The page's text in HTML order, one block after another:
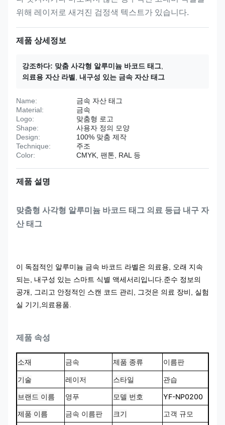
위해 레이저로 새겨진 검정색 텍스트가 있습니다.
제품 상세정보
강조하다: 맞춤 사각형 알루미늄 바코드 태그
의료용 자산 라벨
내구성 있는 금속 자산 태그
Name:
금속 자산 태그
Material:
금속
Logo:
맞춤형 로고
Shape:
사용자 정의 모양
Design:
100% 맞춤 제작
Technique:
주조
Color:
CMYK, 팬톤, RAL 등
제품 설명
맞춤형 사각형 알루미늄 바코드 태그 의료 등급 내구 자
산 태그
이 독점적인 알루미늄 금속 바코드 라벨은 의료용, 오래 지속
되는, 내구성 있는 스마트 식별 액세서리입니다.준수 정보의
공개, 그리고 안정적인 스캔 코드 관리, 그것은 의료 장비, 실험
실 기기,의료용품.
제품 속성
소재 금속 제품 종류 이름판
기술 레이저 스타일
관습
브랜드 이름
영푸 모델 번호
YF-NP0200
제품 이름
금속 이름판 크기 고객 규모